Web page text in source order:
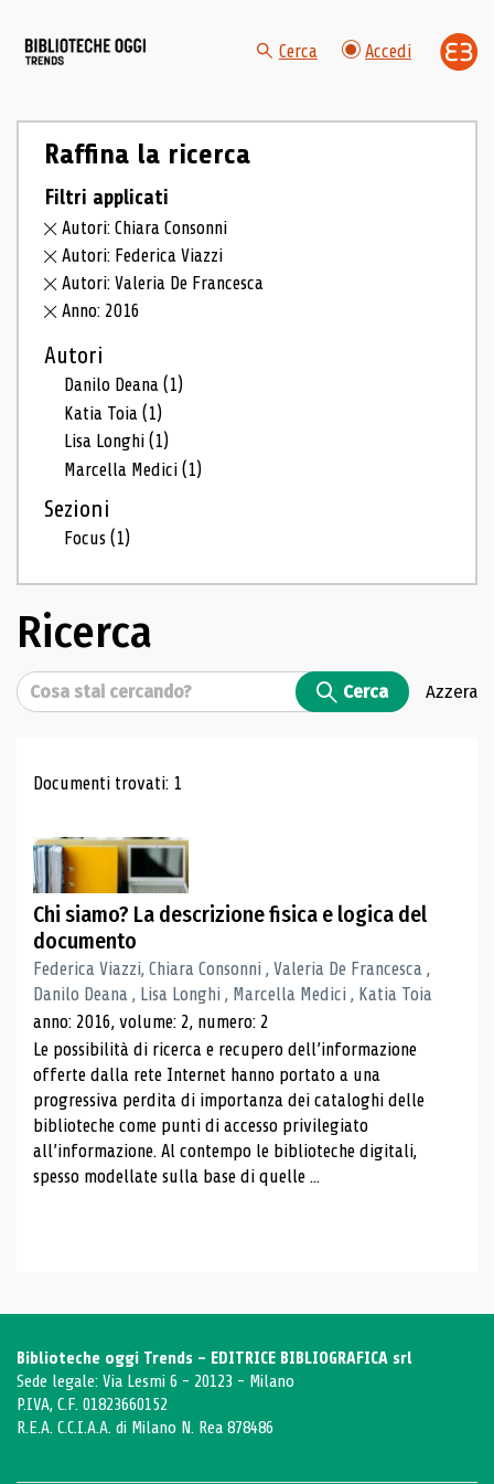
Cerca Accedi
Raffina la ricerca
Filtri applicati
Autori: Chiara Consonni
Autori: Federica Viazzi
Autori: Valeria De Francesca
Anno: 2016
Autori
Danilo Deana(1)
Katia Toia(1)
Lisa Longhi(1)
Marcella Medici(1)
Sezioni
Focus(1)
Ricerca
Cerca Cerca Azzera
Risultati di ricerca
Documenti trovati: 1
Chi siamo? La descrizione fisica e logica del
documento
Federica Viazzi, Chiara Consonni , Valeria De Francesca ,
Danilo Deana , Lisa Longhi , Marcella Medici , Katia Toia
anno: 2016, volume: 2, numero: 2
Le possibilità di ricerca e recupero dell’informazione
offerte dalla rete Internet hanno portato a una
progressiva perdita di importanza dei cataloghi delle
biblioteche come punti di accesso privilegiato
all’informazione. Al contempo le biblioteche digitali,
spesso modellate sulla base di quelle ...
Biblioteche oggi Trends - EDITRICE BIBLIOGRAFICA srl
Sede legale: Via Lesmi 6 - 20123 - Milano
P.IVA, C.F. 01823660152
R.E.A. C.C.I.A.A. di Milano N. Rea 878486